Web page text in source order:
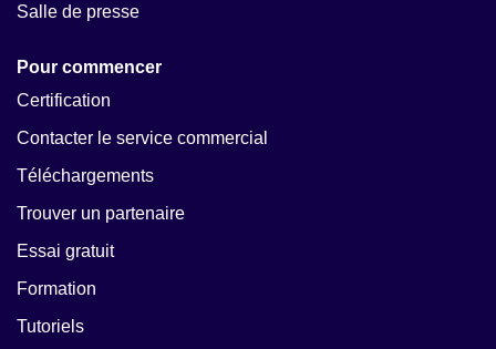
Salle de presse
Pour commencer
Certification
Contacter le service commercial
Téléchargements
Trouver un partenaire
Essai gratuit
Formation
Tutoriels